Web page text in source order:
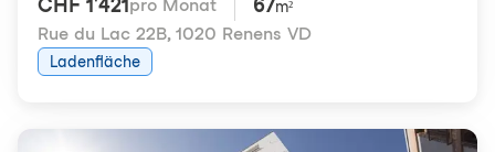
CHF 1'421 pro Monat 67m²
Rue du Lac 22B, 1020 Renens VD
Ladenfläche